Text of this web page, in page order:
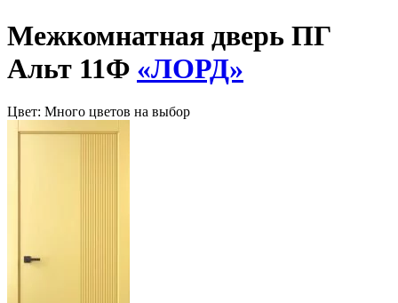
Межкомнатная дверь ПГ
Альт 11Ф «ЛОРД»
Цвет: Много цветов на выбор